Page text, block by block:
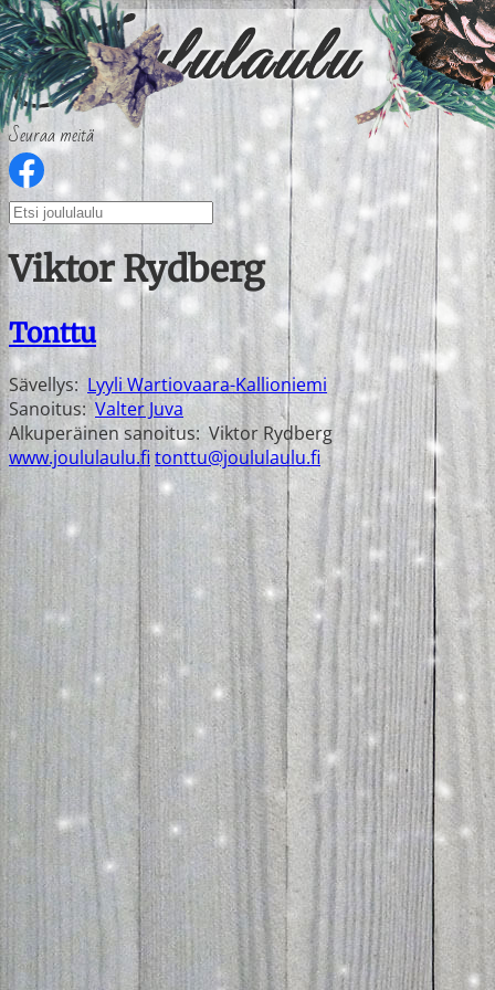
Seuraa meitä
Viktor Rydberg
Tonttu
Sävellys: Lyyli Wartiovaara-Kallioniemi
Sanoitus:Valter Juva
Alkuperäinen sanoitus:Viktor Rydberg
www.joululaulu.fitonttu@joululaulu.fi